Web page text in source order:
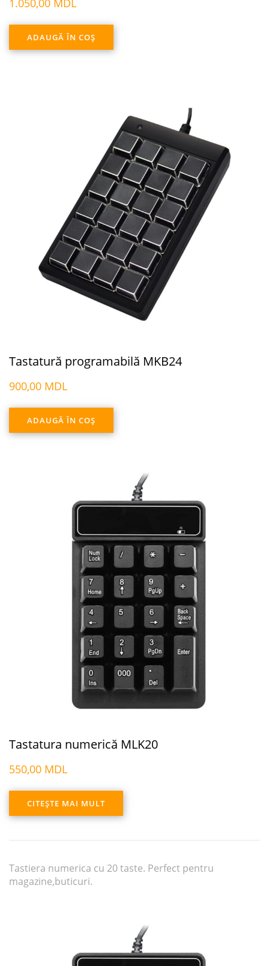
1.050,00 MDL
ADAUGĂ ÎN COȘ
Tastatură programabilă MKB24
900,00 MDL
ADAUGĂ ÎN COȘ
Tastatura numerică MLK20
550,00 MDL
CITEȘTE MAI MULT
Tastiera numerica cu 20 taste. Perfect pentru
magazine,buticuri.